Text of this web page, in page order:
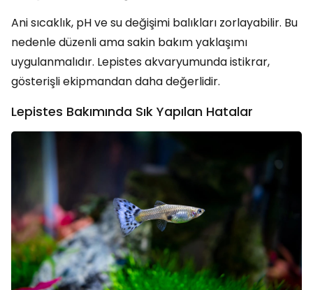
Ani sıcaklık, pH ve su değişimi balıkları zorlayabilir. Bu
nedenle düzenli ama sakin bakım yaklaşımı
uygulanmalıdır. Lepistes akvaryumunda istikrar,
gösterişli ekipmandan daha değerlidir.
Lepistes Bakımında Sık Yapılan Hatalar